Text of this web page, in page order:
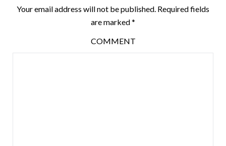
Your email address will not be published. Required fields
are marked*
COMMENT